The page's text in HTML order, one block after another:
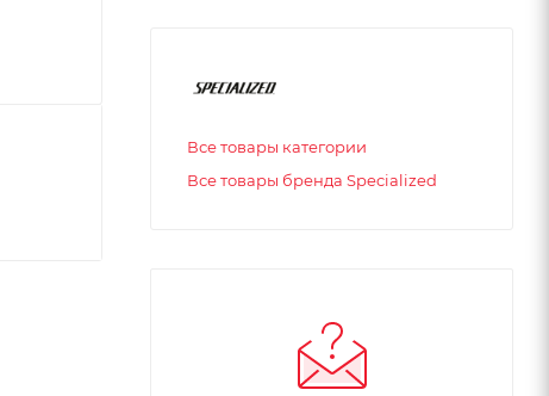
Все товары категории
Все товары бренда Specialized